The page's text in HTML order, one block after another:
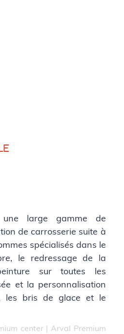
une large gamme de
de carrosserie suite à
spécialisés dans le
le redressage de la
sur toutes les
et la personnalisation
les bris de glace et le
center|Arval Premium